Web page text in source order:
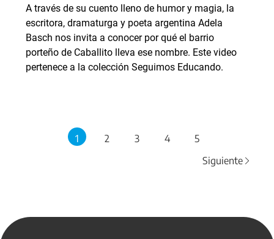
A través de su cuento lleno de humor y magia, la
escritora, dramaturga y poeta argentina Adela
Basch nos invita a conocer por qué el barrio
porteño de Caballito lleva ese nombre. Este video
pertenece a la colección Seguimos Educando.
1 2 3 4
5
Siguiente